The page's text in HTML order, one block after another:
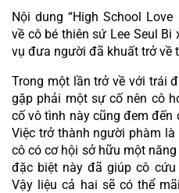
Nội dung “High School
về cô bé thiên sứ Lee Seul Bi
vụ đưa người đã khuất trở về
Trong một lần trở về với trái
gặp phải một sự cố nên cô
cố vô tình này cũng đem
Việc trở thành người phàm
cô có cơ hội sở hữu một
đặc biệt này đã giúp cô
Vậy liệu cả hai sẽ có thể